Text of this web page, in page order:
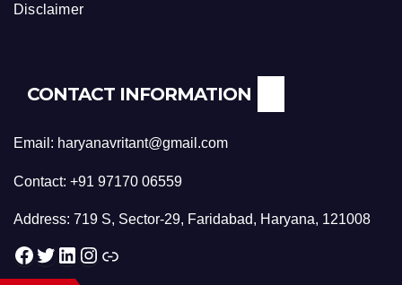
Disclaimer
CONTACT INFORMATION
Email: haryanavritant@gmail.com
Contact: +91 97170 06559
Address: 719 S, Sector-29, Faridabad, Haryana, 121008
Facebook Twitter LinkedIn Instagram Link